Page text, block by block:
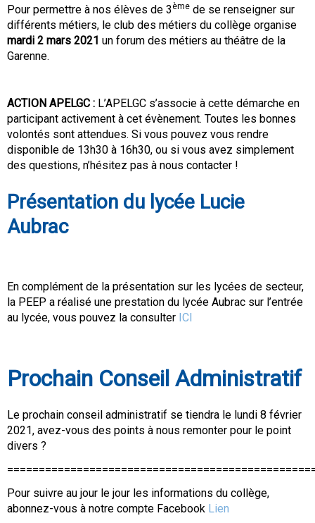
Pour permettre à nos élèves de 3ème de se renseigner sur
différents métiers, le club des métiers du collège organise
mardi 2 mars 2021 un forum des métiers au théâtre de la
Garenne.
ACTION APELGC : L’APELGC s’associe à cette démarche en
participant activement à cet évènement. Toutes les bonnes
volontés sont attendues. Si vous pouvez vous rendre
disponible de 13h30 à 16h30, ou si vous avez simplement
des questions, n’hésitez pas à nous contacter !
Présentation du lycée Lucie
Aubrac
En complément de la présentation sur les lycées de secteur,
la PEEP a réalisé une prestation du lycée Aubrac sur l’entrée
au lycée, vous pouvez la consulter ICI
Prochain Conseil Administratif
Le prochain conseil administratif se tiendra le lundi 8 février
2021, avez-vous des points à nous remonter pour le point
divers ?
Pour suivre au jour le jour les informations du collège,
abonnez-vous à notre compte Facebook Lien